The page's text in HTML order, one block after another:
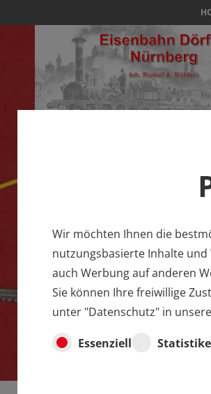
Wir möchten Ihnen die
nutzungsbasierte Inhalte
auch Werbung auf anderen
Sie können Ihre freiwillige
unter "Datenschutz" in
Essenziell